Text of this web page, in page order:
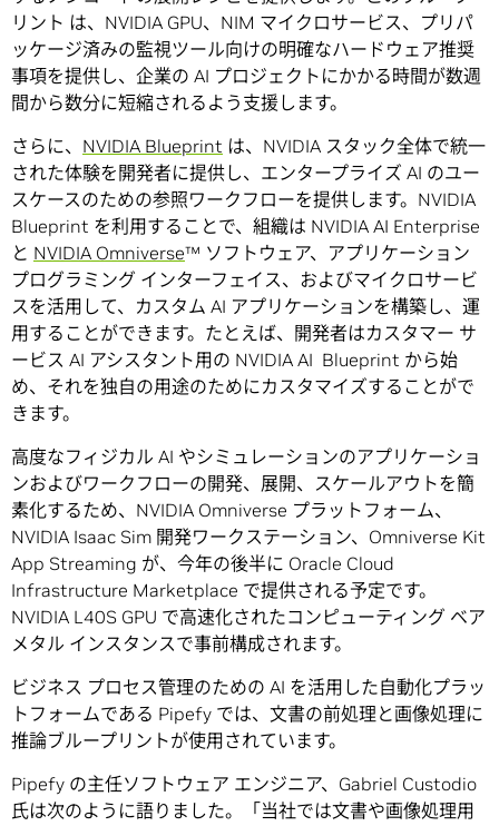
リント は、NVIDIA GPU、NIM マイクロサービス、プリパ
ッケージ済みの監視ツール向けの明確なハードウェア推奨
事項を提供し、企業の AI プロジェクトにかかる時間が数週
間から数分に短縮されるよう支援します。
さらに、 NVIDIA Blueprint は、NVIDIA スタック全体で統一
された体験を開発者に提供し、エンタープライズ AI のユー
スケースのための参照ワークフローを提供します。NVIDIA
Blueprint を利用することで、組織は NVIDIA AI Enterprise
と NVIDIA Omniverse™ ソフトウェア、アプリケーション
プログラミング インターフェイス、およびマイクロサービ
スを活用して、カスタム AI アプリケーションを構築し、運
用することができます。たとえば、開発者はカスタマー サ
ービス AI アシスタント用の NVIDIA AI Blueprint から始
め、それを独自の用途のためにカスタマイズすることがで
きます。
高度なフィジカル AI やシミュレーションのアプリケーショ
ンおよびワークフローの開発、展開、スケールアウトを簡
素化するため、NVIDIA Omniverse プラットフォーム、
NVIDIA Isaac Sim 開発ワークステーション、Omniverse Kit
App Streaming が、今年の後半に Oracle Cloud
Infrastructure Marketplace で提供される予定です。
NVIDIA L40S GPU で高速化されたコンピューティング ベア
メタル インスタンスで事前構成されます。
ビジネス プロセス管理のための AI を活用した自動化プラッ
トフォームである Pipefy では、文書の前処理と画像処理に
推論ブループリントが使用されています。
Pipefy の主任ソフトウェア エンジニア、Gabriel Custodio
氏は次のように語りました。「当社では文書や画像処理用